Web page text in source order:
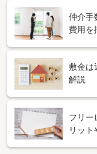
仲介手
費用を
敷金は
解説
フリー
リッ